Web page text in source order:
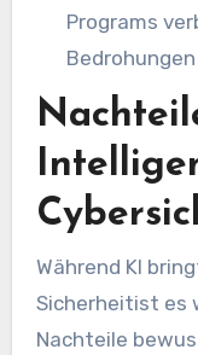
Programs
Während KI
Sicherheitist es
Nachteile